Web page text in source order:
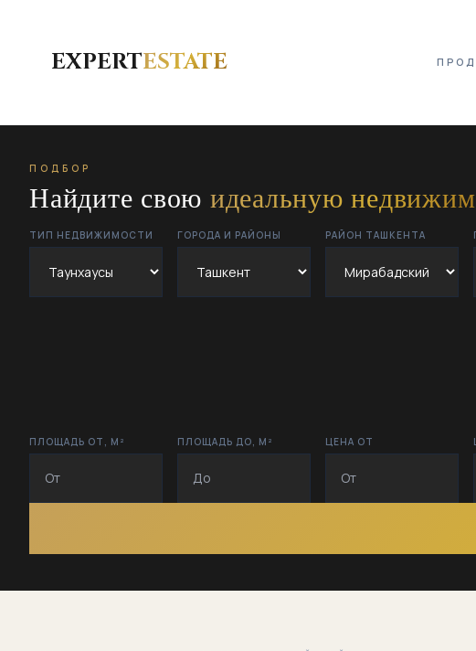
EXPERTESTATE
ПОДБОР
Найдите свою идеальную
ТИП НЕДВИЖИМОСТИ ГОРОДА И РАЙОНЫ РАЙОН ТАШКЕНТА
ПЛОЩАДЬ ОТ, М² ПЛОЩАДЬ ДО, М² ЦЕНА ОТ